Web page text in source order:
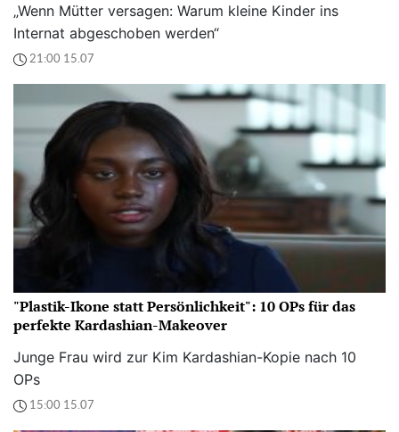
„Wenn Mütter versagen: Warum kleine Kinder ins
Internat abgeschoben werden“
21:00 15.07
"Plastik-Ikone statt Persönlichkeit": 10 OPs für das
perfekte Kardashian-Makeover
Junge Frau wird zur Kim Kardashian-Kopie nach 10
OPs
15:00 15.07